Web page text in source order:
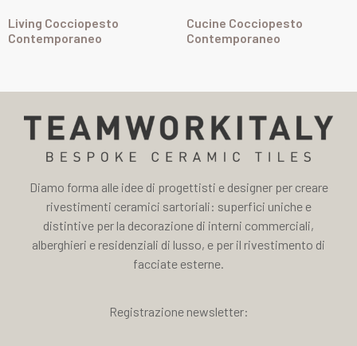
Living Cocciopesto
Contemporaneo
Cucine Cocciopesto
Contemporaneo
Diamo forma alle idee di progettisti e designer per creare
rivestimenti ceramici sartoriali: superfici uniche e
distintive per la decorazione di interni commerciali,
alberghieri e residenziali di lusso, e per il rivestimento di
facciate esterne.
Registrazione newsletter: